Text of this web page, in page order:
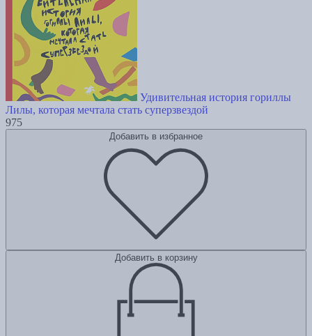
Удивительная история гориллы
Лилы, которая мечтала стать суперзвездой
975
Добавить в избранное
Добавить в корзину